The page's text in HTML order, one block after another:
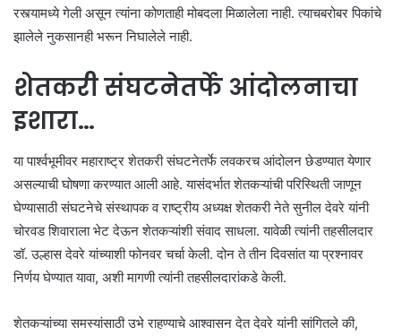
रस्त्यामध्ये गेली असून त्यांना कोणताही मोबदला मिळालेला नाही. त्याचबरोबर पिकांचे
झालेले नुकसानही भरून निघालेले नाही.
शेतकरी संघटनेतर्फे आंदोलनाचा
इशारा…
या पार्श्वभूमीवर महाराष्ट्र शेतकरी संघटनेतर्फे लवकरच आंदोलन छेडण्यात येणार
असल्याची घोषणा करण्यात आली आहे. यासंदर्भात शेतकऱ्यांची परिस्थिती जाणून
घेण्यासाठी संघटनेचे संस्थापक व राष्ट्रीय अध्यक्ष शेतकरी नेते सुनील देवरे यांनी
चोरवड शिवाराला भेट देऊन शेतकऱ्यांशी संवाद साधला. यावेळी त्यांनी तहसीलदार
डॉ. उल्हास देवरे यांच्याशी फोनवर चर्चा केली. दोन ते तीन दिवसांत या प्रश्नावर
निर्णय घेण्यात यावा, अशी मागणी त्यांनी तहसीलदारांकडे केली.
शेतकऱ्यांच्या समस्यांसाठी उभे राहण्याचे आश्वासन देत देवरे यांनी सांगितले की,